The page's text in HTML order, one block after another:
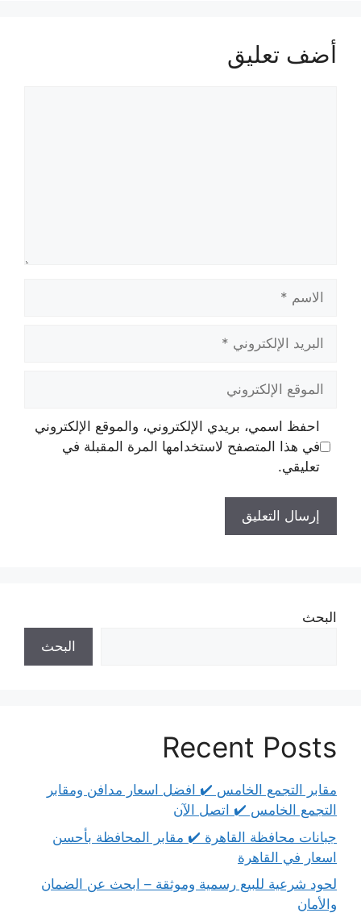
أضف تعليق
الإلكتروني
الإلكتروني
احفظ اسمي، بريدي الإلكتروني، والموقع الإلكتروني
في هذا المتصفح لاستخدامها المرة المقبلة في
تعليقي.
البحث
البحث
Recent Posts
مقابر التجمع الخامس ✔️ افضل اسعار مدافن ومقابر
التجمع الخامس ✔️ اتصل الآن
جبانات محافظة القاهرة ✔️ مقابر المحافظة بأحسن
اسعار في القاهرة
لحود شرعية للبيع رسمية وموثقة – ابحث عن الضمان
والأمان